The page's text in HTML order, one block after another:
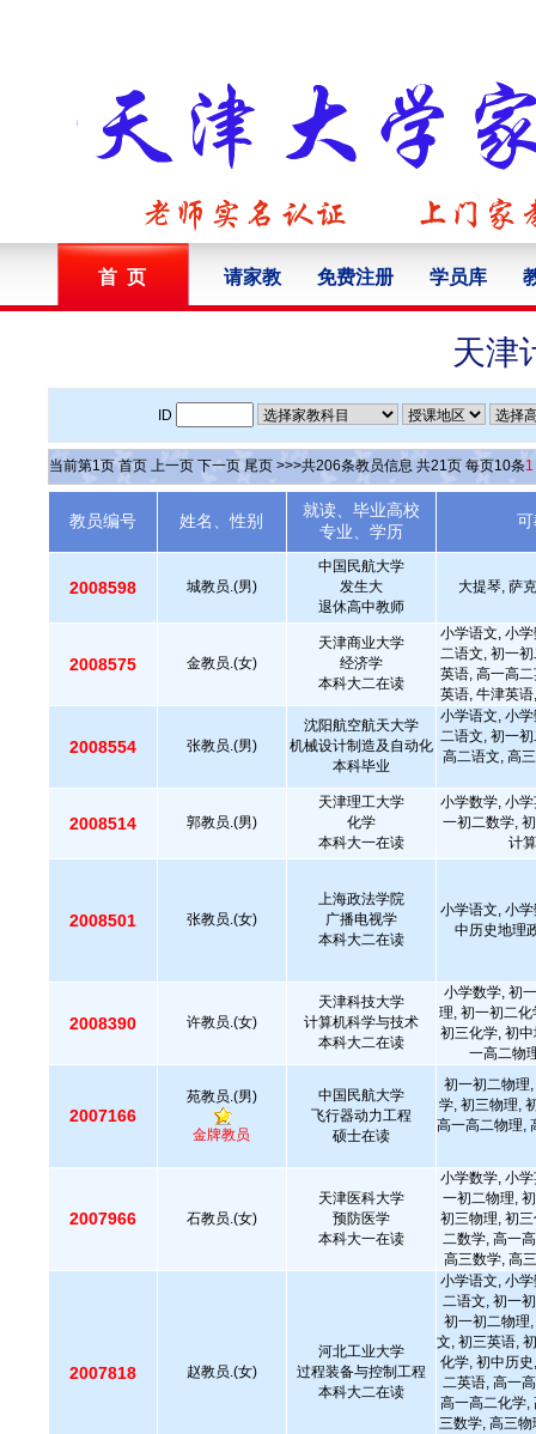
首 页 请家教 免费注册 学员库
天津
ID
当前第1页 首页 上一页 下一页 尾页 >>>共206条教员信息 共21页 每页10条1
教员编号 姓名、性别
就读、毕业高校
专业、学历
2008598 城教员.(男)
中国民航大学
发生大
退休高中教师
大提琴, 萨
2008575 金教员.(女)
天津商业大学
经济学
本科大二在读
小学语文, 小
二语文, 初一
英语, 高一高
英语, 牛津英
2008554 张教员.(男)
沈阳航空航天大学
机械设计制造及自动化
本科毕业
小学语文, 小
二语文, 初一
高二语文, 高
2008514 郭教员.(男)
天津理工大学
化学
本科大一在读
小学数学, 小
一初二数学,
计
2008501 张教员.(女)
上海政法学院
广播电视学
本科大二在读
小学语文, 小
中历史地理
2008390 许教员.(女)
天津科技大学
计算机科学与技术
本科大二在读
小学数学, 初
理, 初一初二
初三化学, 初
一高二物
2007166
苑教员.(男)
金牌教员
中国民航大学
飞行器动力工程
硕士在读
初一初二物理
学, 初三物理,
高一高二物理,
2007966 石教员.(女)
天津医科大学
预防医学
本科大一在读
小学数学, 小
一初二物理,
初三物理, 初
二数学, 高一
高三数学, 高
2007818 赵教员.(女)
河北工业大学
过程装备与控制工程
本科大二在读
小学语文, 小
二语文, 初一
初一初二物理
文, 初三英语,
化学, 初中历
二英语, 高一
高一高二化学,
三数学, 高三